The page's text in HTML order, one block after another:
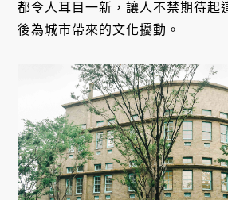
都令人耳目一新，讓人不禁期待起
後為城市帶來的文化擾動。